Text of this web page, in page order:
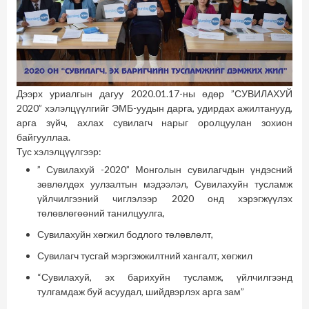
Дээрх уриалгын дагуу 2020.01.17-ны өдөр ”СУВИЛАХУЙ
2020” хэлэлцүүлгийг ЭМБ-уудын дарга, удирдах ажилтанууд,
арга зүйч, ахлах сувилагч нарыг оролцуулан зохион
байгууллаа.
Тус хэлэлцүүлгээр:
” Сувилахуй -2020” Монголын сувилагчдын үндэсний
зөвлөлдөх уулзалтын мэдээлэл, Сувилахуйн тусламж
үйлчилгээний чиглэлээр 2020 онд хэрэгжүүлэх
төлөвлөгөөний танилцуулга,
Сувилахуйн хөгжил бодлого төлөвлөлт,
Сувилагч тусгай мэргэжжилтний хангалт, хөгжил
“Сувилахуй, эх барихуйн тусламж, үйлчилгээнд
тулгамдаж буй асуудал, шийдвэрлэх арга зам”